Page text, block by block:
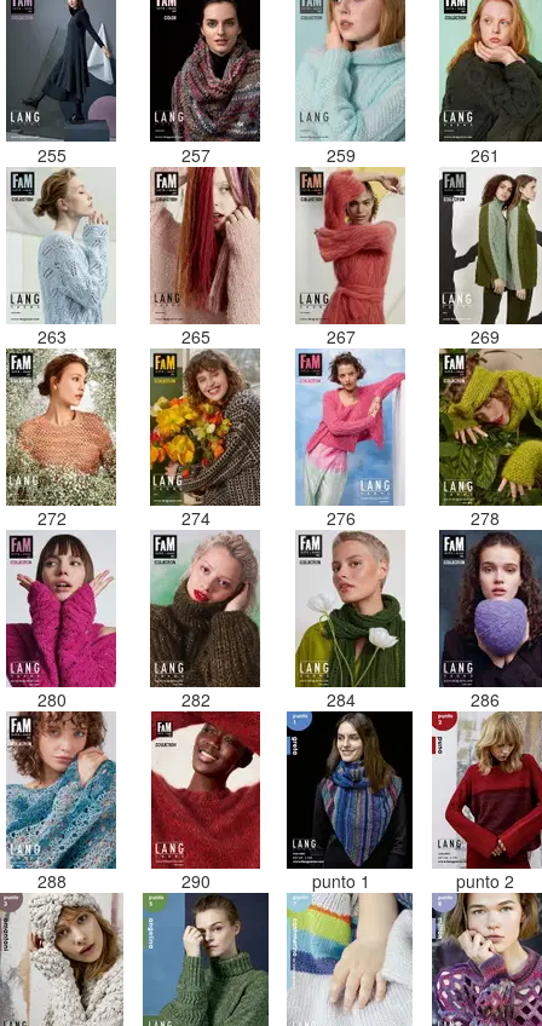
255 257 259 261
263 265 267 269
272 274 276 278
280 282 284 286
288 290 punto 1 punto 2